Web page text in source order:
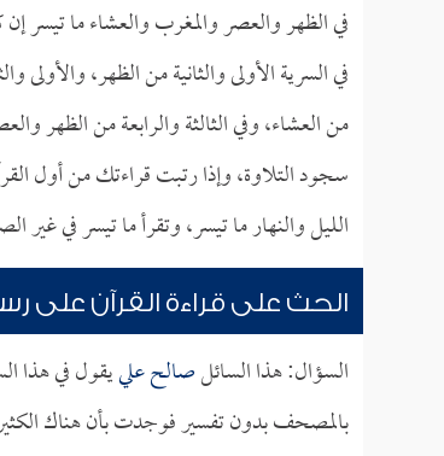
في الظهر والعصر والمغرب والعشاء ما تيسر
في السرية الأولى والثانية من الظهر، والأولى
من العشاء، وفي الثالثة والرابعة من الظهر
سجود التلاوة، وإذا رتبت قراءتك من أول
الليل والنهار ما تيسر، وتقرأ ما تيسر في
الحث على قراءة القرآن
السؤال: هذا السائلصالح علييقول في هذا
بالمصحف بدون تفسير فوجدت بأن هناك